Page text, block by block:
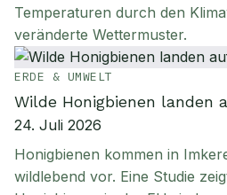
Temperaturen durch den
veränderte Wettermuster.
ERDE & UMWELT
Wilde Honigbienen landen
24. Juli 2026
Honigbienen kommen in
wildlebend vor. Eine Studie